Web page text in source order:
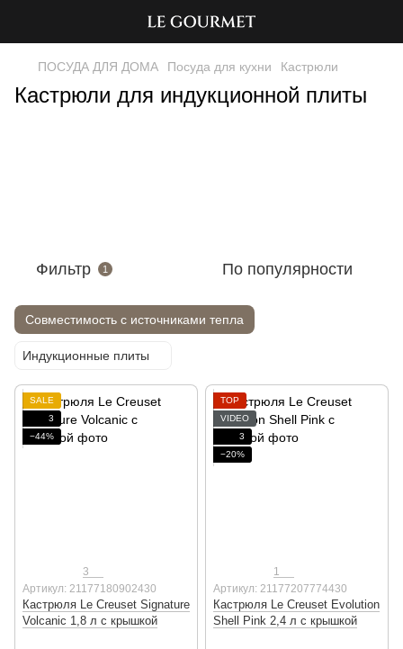
ПОСУДА ДЛЯ ДОМА Посуда для кухни Кастрюли
Кастрюли для индукционной плиты
Фильтр 1 По популярности
Совместимость с источниками тепла
Индукционные плиты
SALE
3
−44%
3
Артикул: 21177180902430
Кастрюля Le Creuset Signature
Volcanic 1,8 л с крышкой
TOP
VIDEO
3
−20%
1
Артикул: 21177207774430
Кастрюля Le Creuset Evolution
Shell Pink 2,4 л с крышкой